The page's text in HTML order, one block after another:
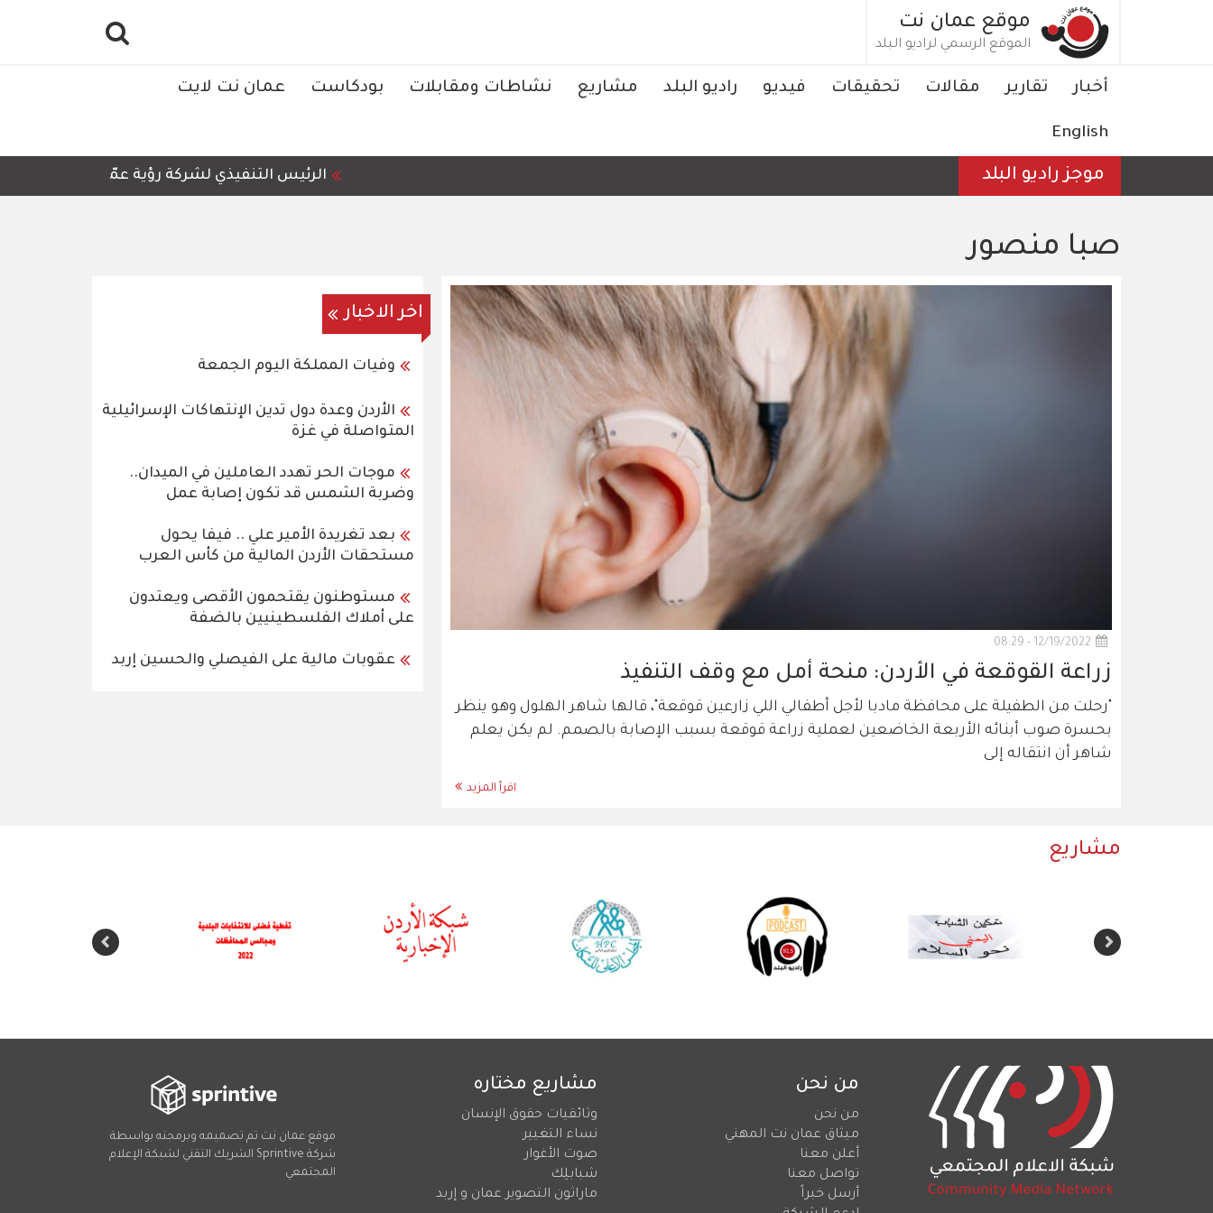
موقع عمان نت
الموقع الرسمي لراديو البلد
Main
أخبار تقارير مقالات تحقيقات فيديو راديو البلد مشاريع نشاطات ومقابلات بودكاست عمان نت لايت
English
موجز راديو البلد الرئيس التنفيذي لشركة رؤية عمّان للمعالجة
صبا منصور
12/19/2022 - 08:29
زراعة القوقعة في الأردن: منحة أمل مع وقف التنفيذ
"رحلت من الطفيلة على محافظة مادبا لأجل أطفالي اللي زارعين قوقعة"، قالها شاهر الهلول وهو ينظر
بحسرة صوب أبنائه الأربعة الخاضعين لعملية زراعة قوقعة بسبب الإصابة بالصمم. لم يكن يعلم
شاهر أن انتقاله إلى
اقرأ المزيد
اخر الاخبار
وفيات المملكة اليوم الجمعة
الأردن وعدة دول تدين الإنتهاكات الإسرائيلية
المتواصلة في غزة
موجات الحر تهدد العاملين في الميدان..
وضربة الشمس قد تكون إصابة عمل
بعد تغريدة الأمير علي .. فيفا يحول
مستحقات الأردن المالية من كأس العرب
مستوطنون يقتحمون الأقصى ويعتدون
على أملاك الفلسطينيين بالضفة
عقوبات مالية على الفيصلي والحسين إربد
مشاريع
من نحن
من نحن
ميثاق عمان نت المهني
أعلن معنا
تواصل معنا
أرسل خبراً
مشاريع مختاره
وثائقيات حقوق الإنسان
نساء التغيير
صوت الأغوار
شبابلِك
ماراثون التصوير عمان و إربد
موقع عمان نت تم تصميمه وبرمجته بواسطة
شركة Sprintive الشريك التقني لشبكة الإعلام
المجتمعي